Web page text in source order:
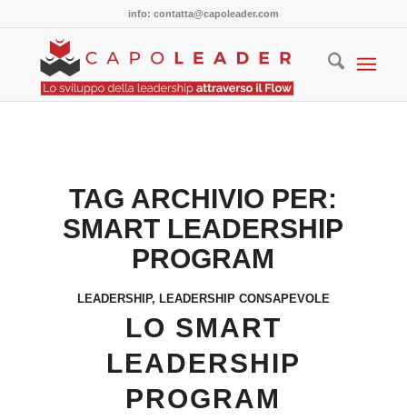
info: contatta@capoleader.com
TAG ARCHIVIO PER:
SMART LEADERSHIP
PROGRAM
LEADERSHIP, LEADERSHIP CONSAPEVOLE
LO SMART
LEADERSHIP
PROGRAM